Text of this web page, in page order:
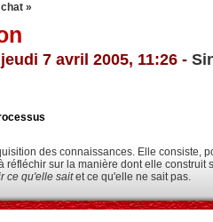
chat »
jeudi 7 avril 2005, 11:26 -
des connaissances. Elle consiste,
réfléchir sur la manière dont elle construit
ce qu'elle saitet ce qu'elle ne sait pas.